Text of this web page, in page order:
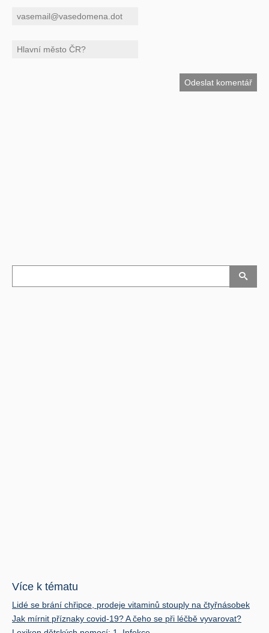
Více k tématu
Lidé se brání chřipce, prodeje vitaminů stouply na čtyřnásobek
Jak mírnit příznaky covid-19? A čeho se při léčbě vyvarovat?